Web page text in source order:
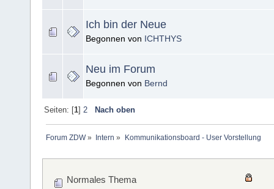
Ich bin der Neue
Begonnen von ICHTHYS
Neu im Forum
Begonnen von Bernd
Seiten: [1] 2 Nach oben
Forum ZDW» Intern » Kommunikationsboard - User Vorstellung
Normales Thema